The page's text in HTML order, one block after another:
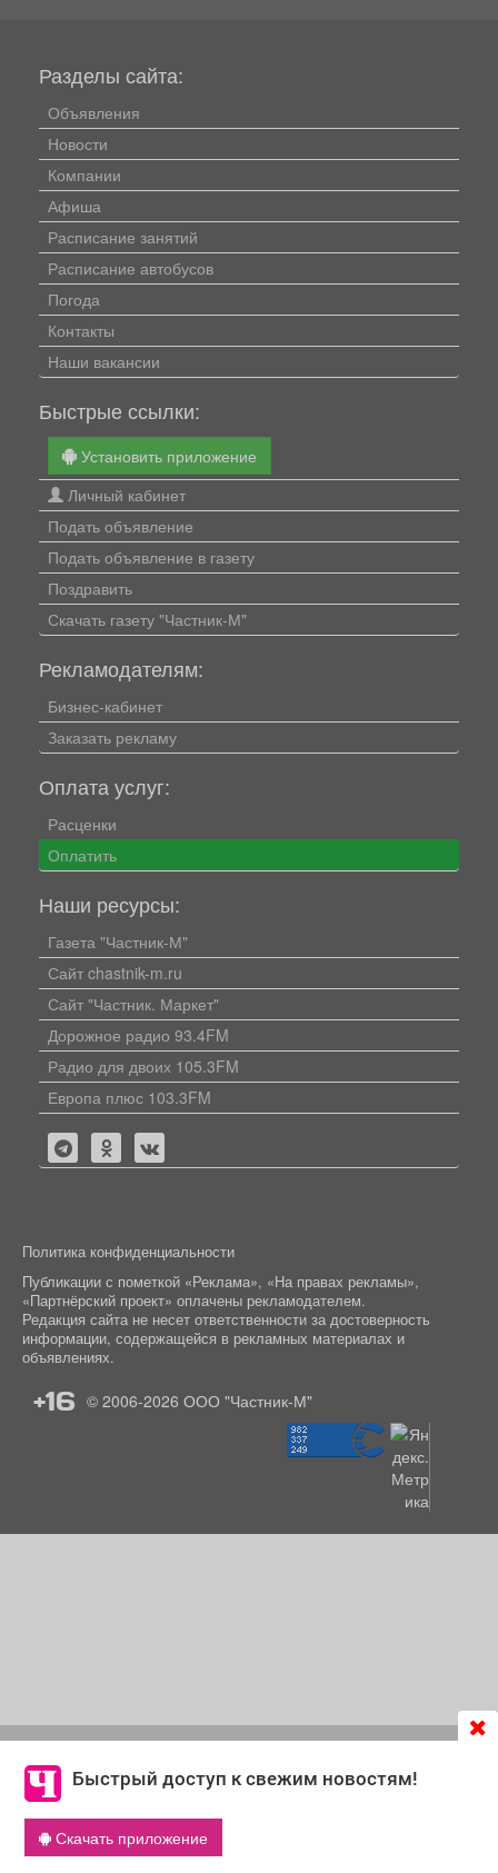
Быстрый доступ к свежим новостям!
Скачать приложение
согласие на обработку файлов cookie, которые
обеспечивают корректную работу сайта и сбора
информации для улучшения качества сервисов.
Что такое cookie
Разделы сайта:
Объявления
Новости
Компании
Афиша
Расписание занятий
Расписание автобусов
Погода
Контакты
Наши вакансии
Быстрые ссылки:
Установить приложение
Личный кабинет
Подать объявление
Подать объявление в газету
Поздравить
Скачать газету "Частник-М"
Рекламодателям:
Бизнес-кабинет
Заказать рекламу
Оплата услуг:
Расценки
Оплатить
Наши ресурсы:
Газета "Частник-М"
Сайт chastnik-m.ru
Сайт "Частник. Маркет"
Дорожное радио 93.4FM
Радио для двоих 105.3FM
Европа плюс 103.3FM
Политика конфиденциальности
Публикации с пометкой «Реклама», «На правах рекламы»,
«Партнёрский проект» оплачены рекламодателем.
Редакция сайта не несет ответственности за достоверность
информации, содержащейся в рекламных материалах и
объявлениях.
+16 © 2006-2026 ООО "Частник-М"